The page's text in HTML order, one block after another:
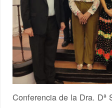
Conferencia de la Dra. Dª